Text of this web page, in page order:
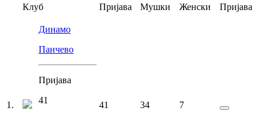
Клуб Пријава Мушки Женски Пријава
1 .
Динамо
Панчево
Пријава
41
41 34 7